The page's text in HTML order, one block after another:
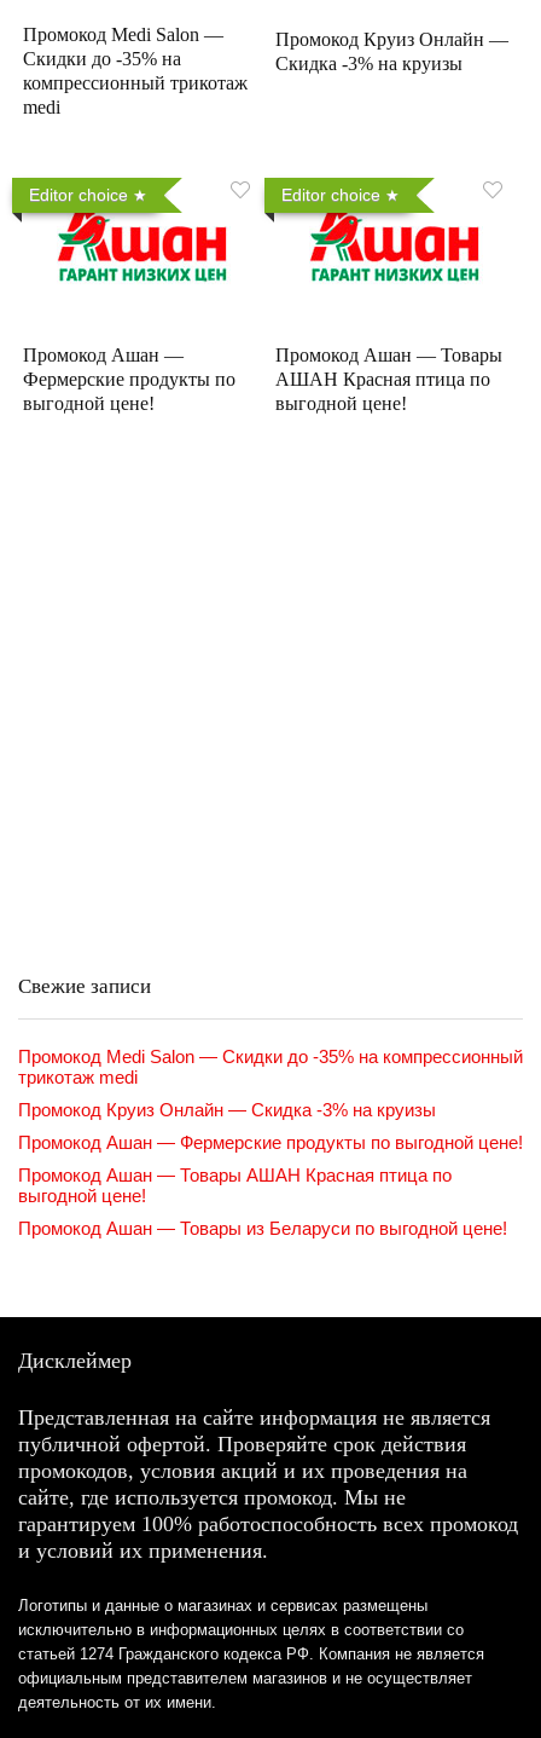
Промокод Medi Salon —
Скидки до -35% на
компрессионный трикотаж
medi
Промокод Круиз Онлайн —
Скидка -3% на круизы
Editor choice
Промокод Ашан —
Фермерские продукты по
выгодной цене!
Editor choice
Промокод Ашан — Товары
АШАН Красная птица по
выгодной цене!
Свежие записи
Промокод Medi Salon — Скидки до -35% на компрессионный
трикотаж medi
Промокод Круиз Онлайн — Скидка -3% на круизы
Промокод Ашан — Фермерские продукты по выгодной цене!
Промокод Ашан — Товары АШАН Красная птица по
выгодной цене!
Промокод Ашан — Товары из Беларуси по выгодной цене!
Дисклеймер
Представленная на сайте информация не является
публичной офертой. Проверяйте срок действия
промокодов, условия акций и их проведения на
сайте, где используется промокод. Мы не
гарантируем 100% работоспособность всех промокод
и условий их применения.
Логотипы и данные о магазинах и сервисах размещены
исключительно в информационных целях в соответствии со
статьей 1274 Гражданского кодекса РФ. Компания не является
официальным представителем магазинов и не осуществляет
деятельность от их имени.